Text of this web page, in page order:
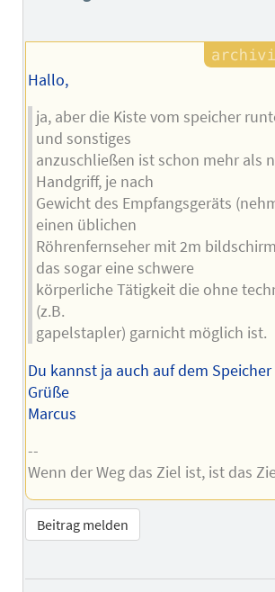
Autors
Hallo,
ja, aber die Kiste vom speicher
und sonstiges
anzuschließen ist schon mehr als
Handgriff, je nach
Gewicht des Empfangsgeräts
einen üblichen
Röhrenfernseher mit 2m
das sogar eine schwere
körperliche Tätigkeit die ohne
(z.B.
gapelstapler) garnicht möglich ist.
Du kannst ja auch auf dem
Grüße
Marcus
--
Wenn der Weg das Ziel ist, ist das
Beitrag melden